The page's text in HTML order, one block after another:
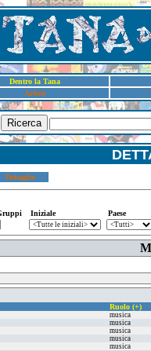
Dentro la Tana
Artisti
Ricerca
Dettaglio
Iniziale Paese
Ruolo (+)
musica
musica
musica
musica
musica